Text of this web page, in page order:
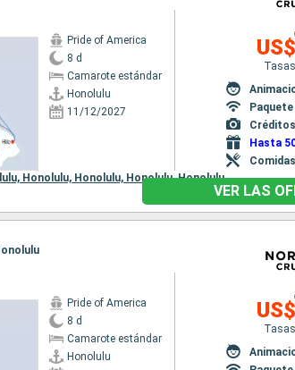
Pride of America
8 d
Camarote estándar
Honolulu
11/12/2027
Paquete
Hasta
Honolulu, Honolulu, Honolulu,Honolulu
VER LAS
Pride of America
8 d
Camarote estándar
Honolulu